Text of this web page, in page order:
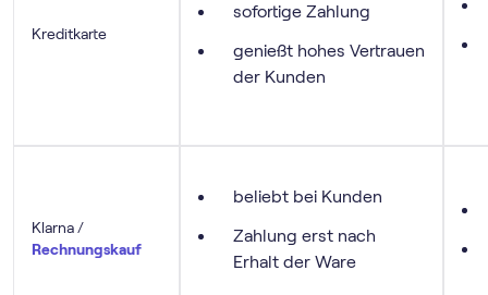
Kreditkarte
sofortige Zahlung
genießt hohes Vertrauen
der Kunden
Klarna /
Rechnungskauf
beliebt bei Kunden
Zahlung erst nach
Erhalt der Ware